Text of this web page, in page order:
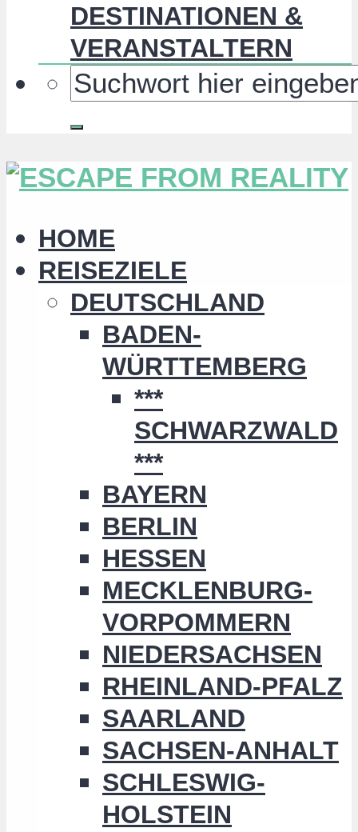
DESTINATIONEN &
VERANSTALTERN
HOME
REISEZIELE
DEUTSCHLAND
BADEN-
WÜRTTEMBERG
***
SCHWARZWALD
***
BAYERN
BERLIN
HESSEN
MECKLENBURG-
VORPOMMERN
NIEDERSACHSEN
RHEINLAND-PFALZ
SAARLAND
SACHSEN-ANHALT
SCHLESWIG-
HOLSTEIN